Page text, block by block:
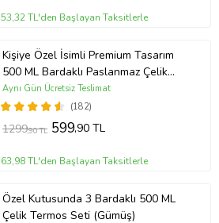
53,32 TL'den Başlayan Taksitlerle
Kişiye Özel İsimli Premium Tasarım
500 ML Bardaklı Paslanmaz Çelik
Siyah Termos
(182)
Aynı Gün Ücretsiz Teslimat
1299,90 TL 599,90 TL
63,98 TL'den Başlayan Taksitlerle
Özel Kutusunda 3 Bardaklı 500 ML
Çelik Termos Seti (Gümüş)